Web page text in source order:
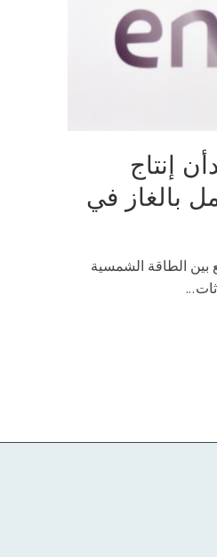
إنتاج
بالغاز في
بين الطاقة الشمسية